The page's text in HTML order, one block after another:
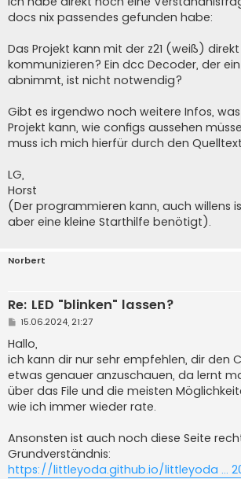
docs nix passendes gefunden habe:
Das Projekt kann mit der z21 (weiß)
kommunizieren? Ein dcc Decoder, der
abnimmt, ist nicht notwendig?
Gibt es irgendwo noch weitere Infos,
Projekt kann, wie configs aussehen
muss ich mich hierfür durch den
LG,
Horst
(Der programmieren kann, auch willens
aber eine kleine Starthilfe benötigt).
Norbert
Re: LED "blinken" lassen?
B
i
t
r
a
g
15.06.2024, 21:27
Hallo,
ich kann dir nur sehr empfehlen, dir den
etwas genauer anzuschauen, da lernt
über das File und die meisten
wie ich immer wieder rate.
Ansonsten ist auch noch diese Seite
Grundverständnis:
https://littleyoda.github.io/littleyoda ...